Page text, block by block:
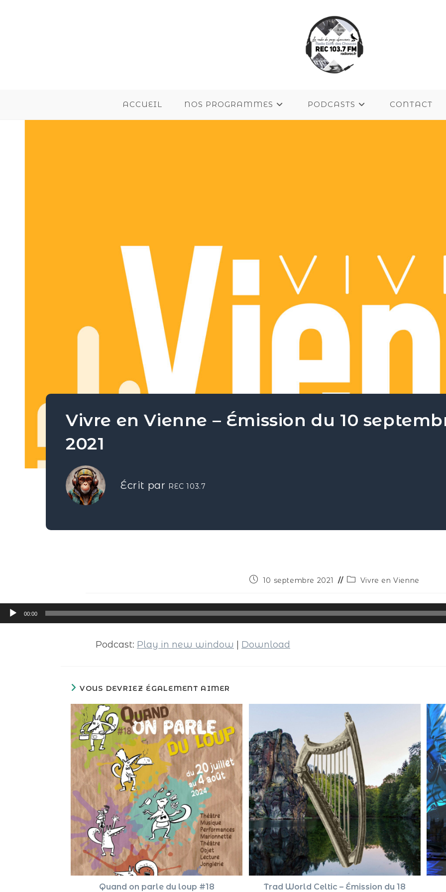
ACCUEIL NOS PROGRAMMES PODCASTS CONTACT
Vivre en Vienne – Émission du 10
2021
Écrit par REC 103.7
10 septembre 2021 Vivre en Vienne
Lecteur
audio
00:00
Podcast: Play in new window Download
VOUS DEVRIEZ ÉGALEMENT AIMER
Quand on parle du loup #18 Trad World Celtic – Émission du 18